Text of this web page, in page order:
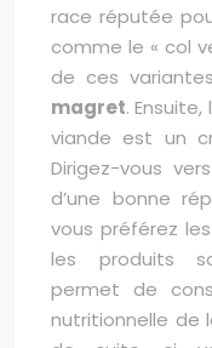
race réputée
comme le « col
de ces
magret.
viande est un
Dirigez-vous
d’une bonne
vous préférez
les produits
permet de
nutritionnelle de